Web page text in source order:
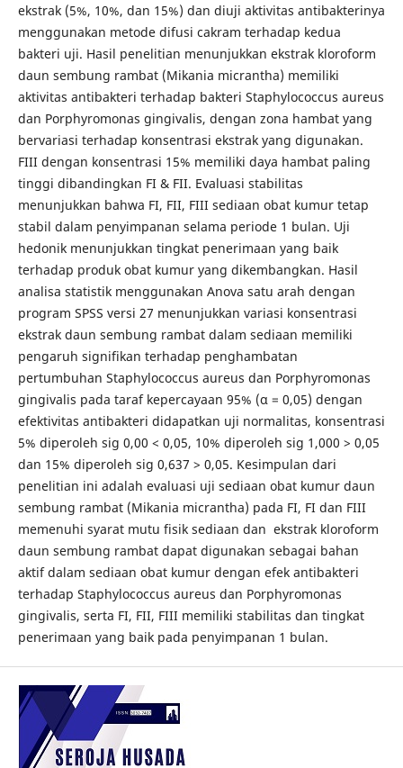
ekstrak (5%, 10%, dan 15%) dan diuji aktivitas antibakterinya
menggunakan metode difusi cakram terhadap kedua
bakteri uji. Hasil penelitian menunjukkan ekstrak kloroform
daun sembung rambat (Mikania micrantha) memiliki
aktivitas antibakteri terhadap bakteri Staphylococcus aureus
dan Porphyromonas gingivalis, dengan zona hambat yang
bervariasi terhadap konsentrasi ekstrak yang digunakan.
FIII dengan konsentrasi 15% memiliki daya hambat paling
tinggi dibandingkan FI & FII. Evaluasi stabilitas
menunjukkan bahwa FI, FII, FIII sediaan obat kumur tetap
stabil dalam penyimpanan selama periode 1 bulan. Uji
hedonik menunjukkan tingkat penerimaan yang baik
terhadap produk obat kumur yang dikembangkan. Hasil
analisa statistik menggunakan Anova satu arah dengan
program SPSS versi 27 menunjukkan variasi konsentrasi
ekstrak daun sembung rambat dalam sediaan memiliki
pengaruh signifikan terhadap penghambatan
pertumbuhan Staphylococcus aureus dan Porphyromonas
gingivalis pada taraf kepercayaan 95% (α = 0,05) dengan
efektivitas antibakteri didapatkan uji normalitas, konsentrasi
5% diperoleh sig 0,00 < 0,05, 10% diperoleh sig 1,000 > 0,05
dan 15% diperoleh sig 0,637 > 0,05. Kesimpulan dari
penelitian ini adalah evaluasi uji sediaan obat kumur daun
sembung rambat (Mikania micrantha) pada FI, FI dan FIII
memenuhi syarat mutu fisik sediaan dan ekstrak kloroform
daun sembung rambat dapat digunakan sebagai bahan
aktif dalam sediaan obat kumur dengan efek antibakteri
terhadap Staphylococcus aureus dan Porphyromonas
gingivalis, serta FI, FII, FIII memiliki stabilitas dan tingkat
penerimaan yang baik pada penyimpanan 1 bulan.